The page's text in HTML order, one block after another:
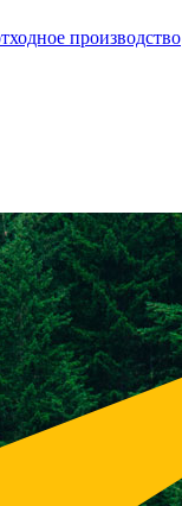
производство